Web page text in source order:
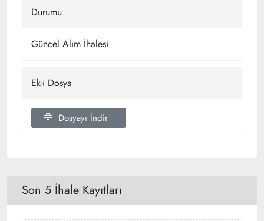
Durumu
Güncel Alım İhalesi
Ek-i Dosya
Dosyayı İndir
Son 5 İhale Kayıtları